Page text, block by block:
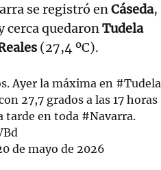
se registró enCáseda,
cerca quedaronTudela
(27,4 ºC).
Ayer la máxima en #Tudela
27,7 grados a las 17 horas
tarde en toda #Navarra.
de mayo de 2026